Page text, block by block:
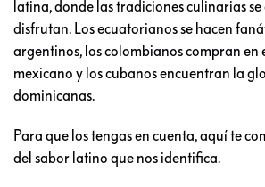
latina, donde las tradiciones culinarias
disfrutan. Los ecuatorianos se hacen
argentinos, los colombianos compran en
mexicano y los cubanos encuentran la
dominicanas.
Para que los tengas en cuenta, aquí te
del sabor latino que nos identifica.